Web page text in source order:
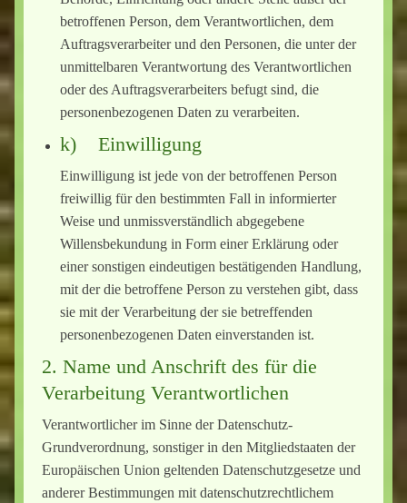
betroffenen Person, dem Verantwortlichen, dem
Auftragsverarbeiter und den Personen, die unter der
unmittelbaren Verantwortung des Verantwortlichen
oder des Auftragsverarbeiters befugt sind, die
personenbezogenen Daten zu verarbeiten.
k) Einwilligung
Einwilligung ist jede von der betroffenen Person
freiwillig für den bestimmten Fall in informierter
Weise und unmissverständlich abgegebene
Willensbekundung in Form einer Erklärung oder
einer sonstigen eindeutigen bestätigenden Handlung,
mit der die betroffene Person zu verstehen gibt, dass
sie mit der Verarbeitung der sie betreffenden
personenbezogenen Daten einverstanden ist.
2. Name und Anschrift des für die
Verarbeitung Verantwortlichen
Verantwortlicher im Sinne der Datenschutz-
Grundverordnung, sonstiger in den Mitgliedstaaten der
Europäischen Union geltenden Datenschutzgesetze und
anderer Bestimmungen mit datenschutzrechtlichem